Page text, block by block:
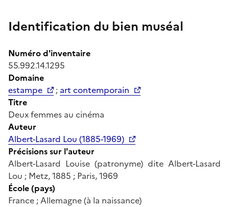
Identification du bien muséal
Numéro d'inventaire
55.992.14.1295
Domaine
estampe
; art contemporain
Titre
Deux femmes au cinéma
Auteur
Albert-Lasard Lou (1885-1969)
Précisions sur l'auteur
Albert-Lasard Louise (patronyme) dite Albert-Lasard
Lou ; Metz, 1885 ; Paris, 1969
École (pays)
France ; Allemagne (à la naissance)